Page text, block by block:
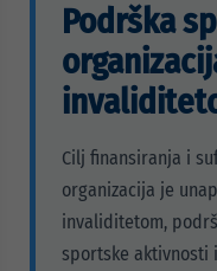
Podrška
Cilj finansiranja i
organizacija je
invaliditetom,
sportske aktivnosti